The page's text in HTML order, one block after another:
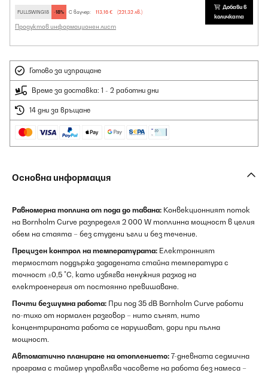
FULLSWING18 -18% С ваучер: 113,16 € (221,32 лв.)
Продуктов информационен лист
Добави в
количката
Готово за изпращане
Време за доставка: 1 - 2 работни дни
14 дни за връщане
Основна информация
Равномерна топлина от пода до тавана: Конвекционният поток
на Bornholm Curve разпределя 2 000 W топлинна мощност в целия
обем на стаята – без студени ъгли и без течение.
Прецизен контрол на температурата: Електронният
термостат поддържа зададената стайна температура с
точност ±0,5 °C, като избягва ненужния разход на
електроенергия от постоянно превишаване.
Почти безшумна работа: При под 35 dB Bornholm Curve работи
по-тихо от нормален разговор – нито сънят, нито
концентрираната работа се нарушават, дори при пълна
мощност.
Автоматично планиране на отоплението: 7-дневната седмична
програма с таймер управлява часовете на работа без намеса –